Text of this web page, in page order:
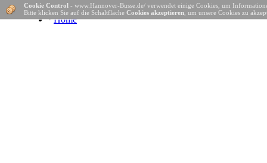
· Home
Cookie Control - www.Hannover-Busse.de/ verwendet einige Cookies, um
Bitte klicken Sie auf die Schaltfläche Cookies akzeptieren , um unsere Cookies zu